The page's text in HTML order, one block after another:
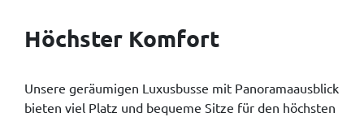
Höchster Komfort
Unsere geräumigen Luxusbusse mit Panoramaausblick
bieten viel Platz und bequeme Sitze für den höchsten